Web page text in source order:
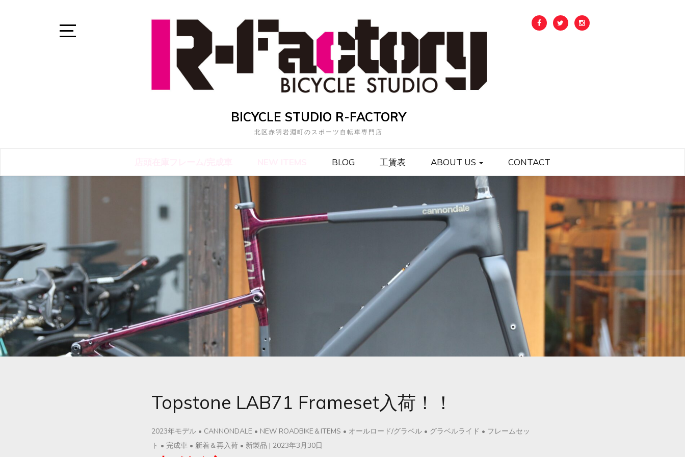
BICYCLE STUDIO R-FACTORY
北区赤羽岩淵町のスポーツ自転車専門店
BLOG 工賃表 ABOUT US CONTACT
Topstone LAB71 Frameset入荷！！
2023年モデル • CANNONDALE • NEW ROADBIKE＆ITEMS • オールロード/グラベル • グラベルライド • フレームセッ
ト • 完成車 • 新着＆再入荷 • 新製品 | 2023年3月30日